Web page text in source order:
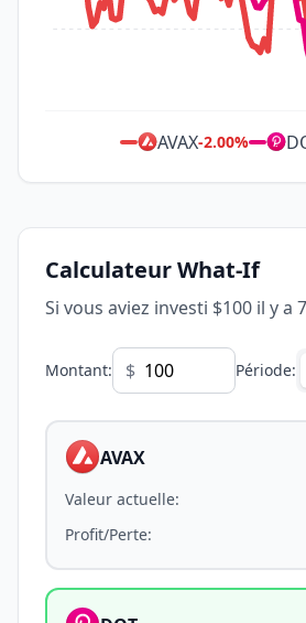
AVAX-2.00%
Calculateur What-If
Si vous aviez investi $100 il y a
Montant: $ Période:
AVAX
Valeur actuelle:
Profit/Perte: